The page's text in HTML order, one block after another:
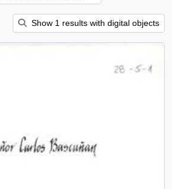
Show 1 results with digital objects